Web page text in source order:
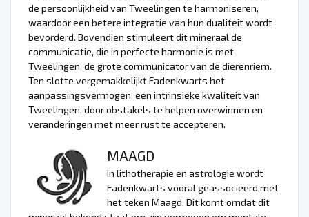
de persoonlijkheid van Tweelingen te harmoniseren,
waardoor een betere integratie van hun dualiteit wordt
bevorderd. Bovendien stimuleert dit mineraal de
communicatie, die in perfecte harmonie is met
Tweelingen, de grote communicator van de dierenriem.
Ten slotte vergemakkelijkt Fadenkwarts het
aanpassingsvermogen, een intrinsieke kwaliteit van
Tweelingen, door obstakels te helpen overwinnen en
veranderingen met meer rust te accepteren.
MAAGD
In lithotherapie en astrologie wordt
Fadenkwarts vooral geassocieerd met
het teken Maagd. Dit komt omdat dit